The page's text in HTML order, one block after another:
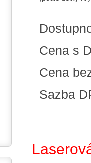
Cena s
Cena
Sazba